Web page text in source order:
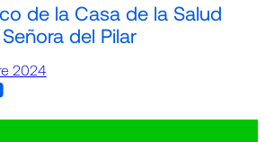
de la Casa de la Salud
del Pilar
2024